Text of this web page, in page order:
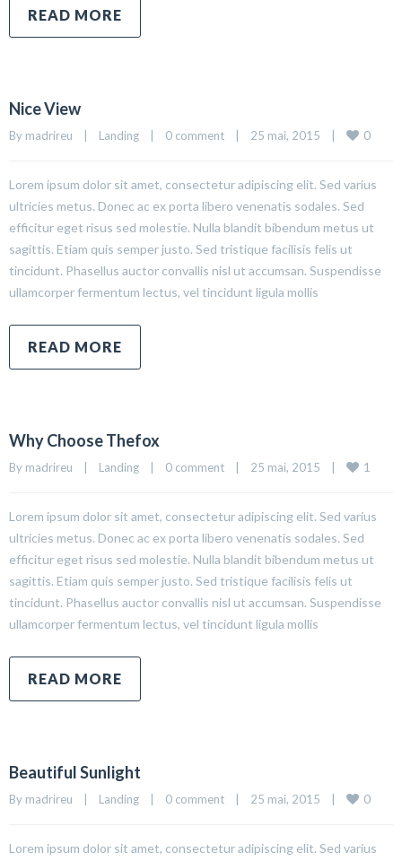
READ MORE
Nice View
By madrireu    | Landing 0 comment
    |    25 mai, 2015    |
0
Lorem ipsum dolor sit amet, consectetur adipiscing elit. Sed varius
ultricies metus. Donec ac ex porta libero venenatis sodales. Sed
efficitur eget risus sed molestie. Nulla blandit bibendum metus ut
sagittis. Etiam quis semper justo. Sed tristique facilisis felis ut
tincidunt. Phasellus auctor convallis nisl ut accumsan. Suspendisse
ullamcorper fermentum lectus, vel tincidunt ligula mollis
READ MORE
Why Choose Thefox
By madrireu    | Landing 0 comment
    |    25 mai, 2015    |
1
Lorem ipsum dolor sit amet, consectetur adipiscing elit. Sed varius
ultricies metus. Donec ac ex porta libero venenatis sodales. Sed
efficitur eget risus sed molestie. Nulla blandit bibendum metus ut
sagittis. Etiam quis semper justo. Sed tristique facilisis felis ut
tincidunt. Phasellus auctor convallis nisl ut accumsan. Suspendisse
ullamcorper fermentum lectus, vel tincidunt ligula mollis
READ MORE
Beautiful Sunlight
By madrireu    | Landing 0 comment
    |    25 mai, 2015    |
0
Lorem ipsum dolor sit amet, consectetur adipiscing elit. Sed varius